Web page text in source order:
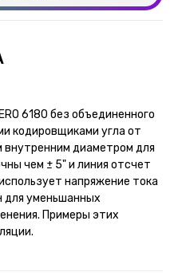
6180 без объединенного
кодировщиками угла от
внутренним диаметром для
чем ± 5" и линия отсчет
напряжение тока
для уменьшанных
Примеры этих